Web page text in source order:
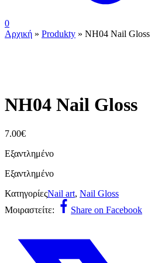
0
Αρχική » Produkty » ΝΗ04 Nail Gloss
ΝΗ04 Nail Gloss
7.00€
Εξαντλημένο
Εξαντλημένο
ΚατηγορίεςNail art, Nail Gloss
Μοιραστείτε:
Share on Facebook